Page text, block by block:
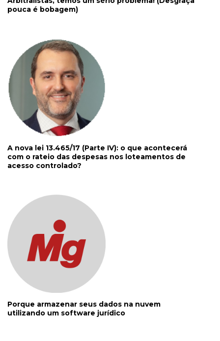
pouca é bobagem)
A nova lei 13.465/17 (Parte IV): o que acontecerá
com o rateio das despesas nos loteamentos de
acesso controlado?
Porque armazenar seus dados na nuvem
utilizando um software jurídico